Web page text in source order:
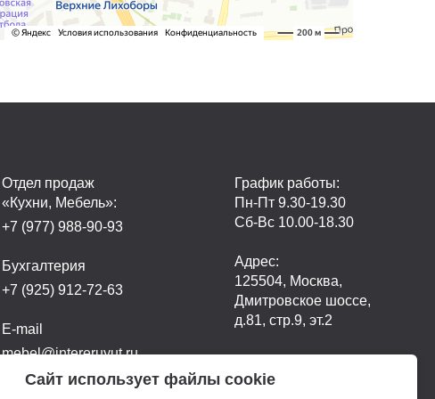
Сайт использует файлы cookie
Отдел продаж
«Кухни, Мебель»:
+7 (977) 988-90-93
Бухгалтерия
+7 (925) 912-72-63
E-mail
mebel@intereruyut.ru
График работы:
Пн-Пт 9.30-19.30
Сб-Вс 10.00-18.30
Адрес:
125504, Москва,
Дмитровское шоссе,
д.81, стр.9, эт.2